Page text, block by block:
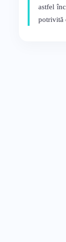
astfel
potrivită